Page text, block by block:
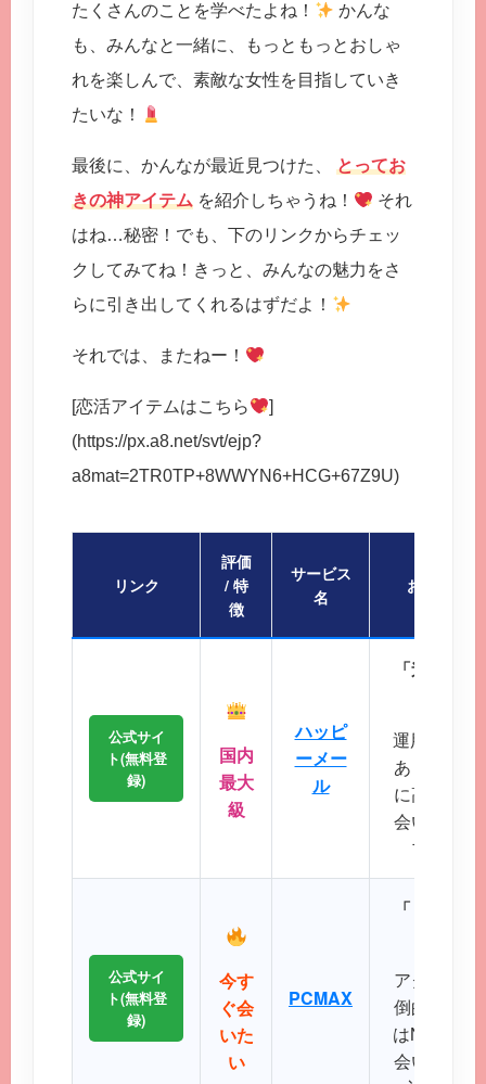
たくさんのことを学べたよね！
かんな
も、みんなと一緒に、もっともっとおしゃ
れを楽しんで、素敵な女性を目指していき
たいな！
最後に、かんなが最近見つけた、 とってお
きの神アイテム を紹介しちゃうね！
それ
はね…秘密！でも、下のリンクからチェッ
クしてみてね！きっと、みんなの魅力をさ
らに引き出してくれるはずだよ！
それでは、またねー！
[恋活アイテムはこちら
]
(https://px.a8.net/svt/ejp?
a8mat=2TR0TP+8WWYN6+HCG+67Z9U)
リンク
評価
/ 特
徴
サービス
名
おすすめ
公式サイ
ト(無料登
録)
国内
最大
級
ハッピ
ーメー
ル
「迷った
運用歴20
あり、マ
に高く、
会いが期
プクラ
公式サイ
ト(無料登
録)
今す
ぐ会
いた
い
PCMAX
「リアル
アクティ
倒的で、
はNo.1で
会いたい